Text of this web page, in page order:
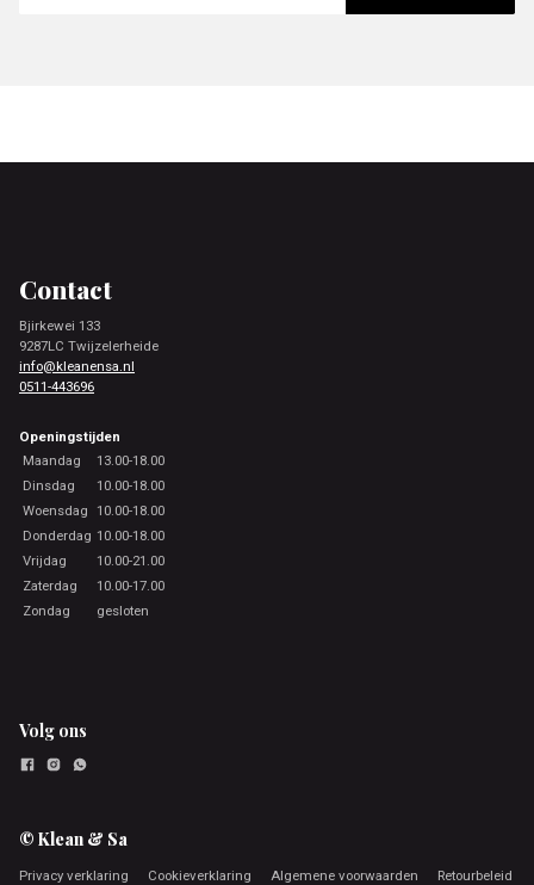
Contact
Bjirkewei 133
9287LC Twijzelerheide
info@kleanensa.nl
0511-443696
Openingstijden
Maandag
13.00-18.00
Dinsdag
10.00-18.00
Woensdag 10.00-18.00
Donderdag 10.00-18.00
Vrijdag
10.00-21.00
Zaterdag
10.00-17.00
Zondag
gesloten
Volg ons
© Klean & Sa
Privacy verklaring Cookieverklaring Algemene voorwaarden Retourbeleid